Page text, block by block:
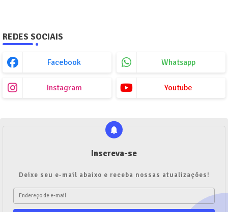
REDES SOCIAIS
Facebook Whatsapp
Instagram Youtube
Inscreva-se
Deixe seu e-mail abaixo e receba nossas atualizações!